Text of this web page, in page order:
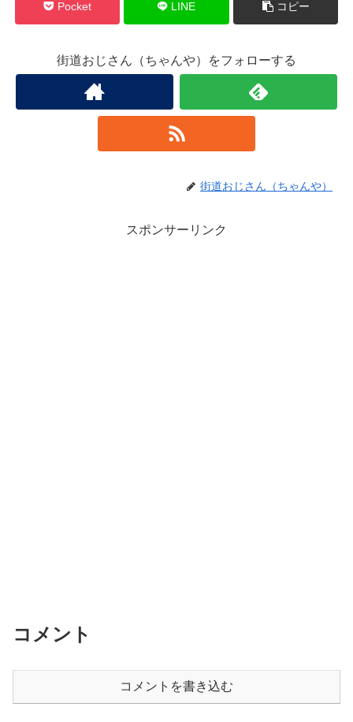
Pocket LINE コピー
街道おじさん（ちゃんや）をフォローする
街道おじさん（ちゃんや）
スポンサーリンク
コメント
コメントを書き込む